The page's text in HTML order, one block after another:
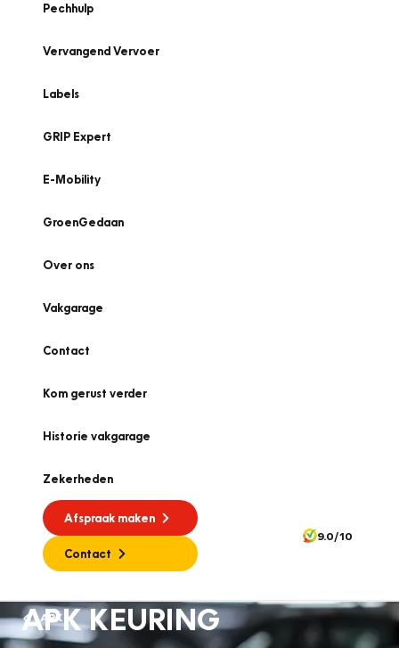
Pechhulp
Vervangend Vervoer
Labels
GRIP Expert
E-Mobility
GroenGedaan
Over ons
Vakgarage
Contact
Kom gerust verder
Historie vakgarage
Zekerheden
Afspraak maken
Contact
9.0/10
APK
APK KEURING